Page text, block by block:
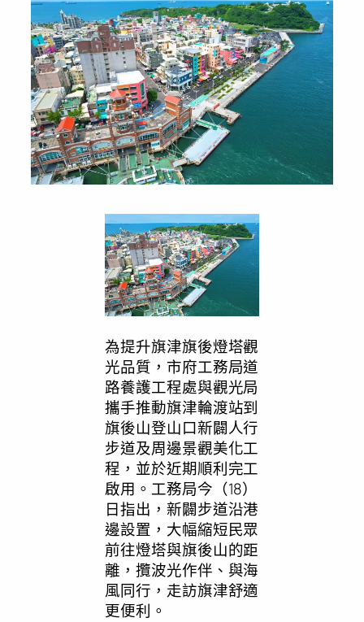
為提升旗津旗後燈塔觀
光品質，市府工務局道
路養護工程處與觀光局
攜手推動旗津輪渡站到
旗後山登山口新闢人行
步道及周邊景觀美化工
程，並於近期順利完工
啟用。工務局今（18）
日指出，新闢步道沿港
邊設置，大幅縮短民眾
前往燈塔與旗後山的距
離，攬波光作伴、與海
風同行，走訪旗津舒適
更便利。